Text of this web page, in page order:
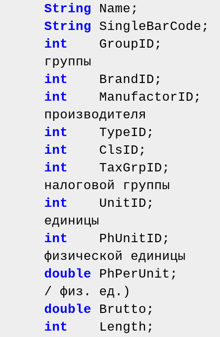
String Name; //
String
int GroupID; //
группы
int BrandID; //
int
производителя
int TypeID; //
int ClsID; //
int TaxGrpID; //
налоговой группы
int UnitID; //
единицы
int PhUnitID; //
физической единицы
double PhPerUnit;
/ физ. ед.)
double Brutto;
int Length; //